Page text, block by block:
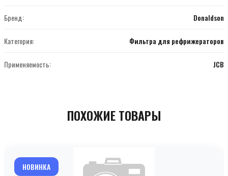
Бренд: Donaldson
Категория: Фильтра для рефрижераторов
Применяемость: JCB
ПОХОЖИЕ ТОВАРЫ
НОВИНКА